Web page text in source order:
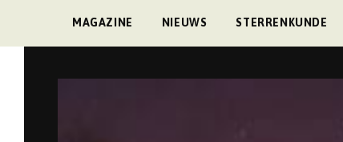
MAGAZINE NIEUWS STERRENKUNDE